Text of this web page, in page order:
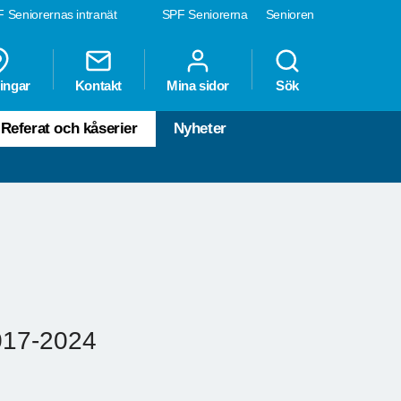
SPF Seniorerna Senioren
Seniorernas intranät
Kontakt Mina sidor Sök
Referat och kåserier Nyheter
2024